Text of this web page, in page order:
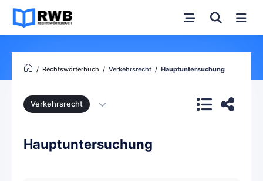
Rechtswörterbuch Verkehrsrecht Hauptuntersuchung
Verkehrsrecht
Hauptuntersuchung